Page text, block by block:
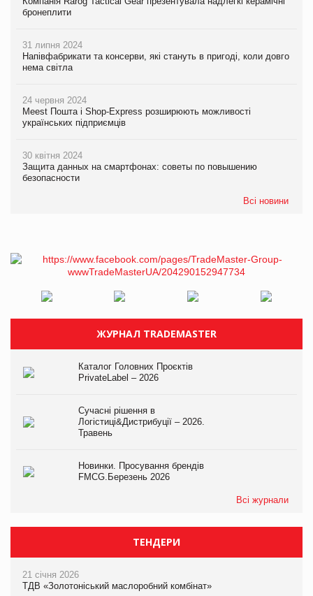
бронеплити
31 липня 2024
Напівфабрикати та консерви, які стануть в пригоді, коли довго
нема світла
24 червня 2024
Meest Пошта і Shop-Express розширюють можливості
українських підприємців
30 квітня 2024
Защита данных на смартфонах: советы по повышению
безопасности
Всі новини
ЖУРНАЛ TRADEMASTER
Каталог Головних Проєктів
PrivateLabel – 2026
Сучасні рішення в
Логістиці&Дистрибуції – 2026.
Травень
Новинки. Просування брендів
FMCG.Березень 2026
Всі журнали
ТЕНДЕРИ
21 січня 2026
ТДВ «Золотоніський маслоробний комбінат»